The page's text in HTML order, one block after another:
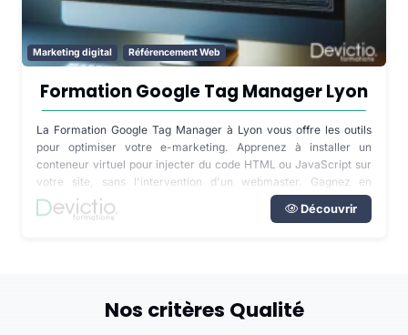
Marketing digital Référencement Web
Formation Google Tag Manager Lyon
La Formation Google Tag Manager à Lyon vous offre les outils
pour optimiser votre e-marketing. Apprenez à installer un
conteneur virtuel pour injecter du code HTML ou JavaScript sur
votre site, sans l'intervention d'un webmaster. Gagnez en
indépendance et en efficacité dans l'analyse de vos
Découvrir
Nos critères Qualité